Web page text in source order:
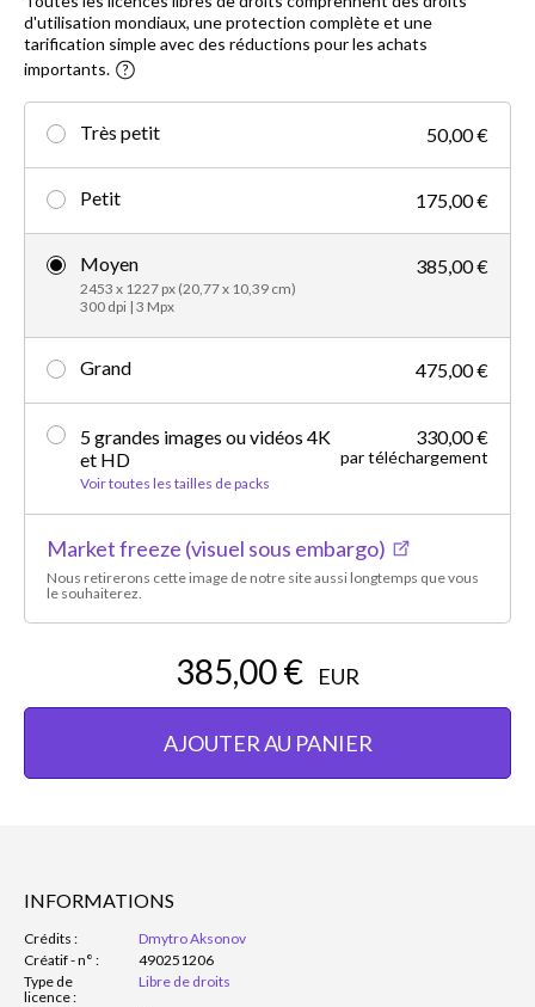
d'utilisation mondiaux, une protection complète et une
tarification simple avec des réductions pour les achats
importants.
Très petit 50,00 €
Petit 175,00 €
Moyen
2453 x 1227 px (20,77 x 10,39 cm)
300 dpi | 3 Mpx
385,00 €
Grand 475,00 €
5 grandes images ou vidéos 4K
et HD
Voir toutes les tailles de packs
330,00 €
par téléchargement
Market freeze (visuel sous embargo)
Nous retirerons cette image de notre site aussi longtemps que vous
le souhaiterez.
385,00 € EUR
AJOUTER AU PANIER
INFORMATIONS
Crédits :
Dmytro Aksonov
Créatif - n° :
490251206
Type de
licence :
Libre de droits